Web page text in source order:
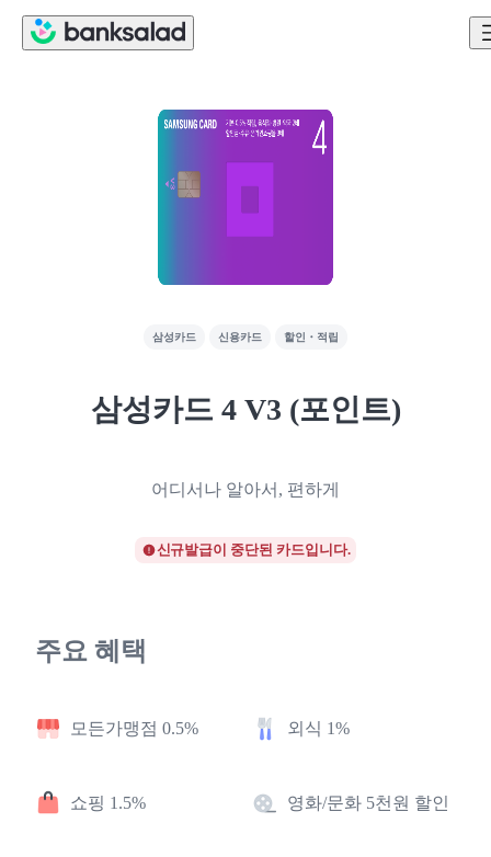
삼성카드 신용카드 할인・적립
삼성카드 4 V3 (포인트)
어디서나 알아서, 편하게
신규발급이 중단된 카드입니다.
주요 혜택
모든가맹점 0.5% 외식 1%
쇼핑 1.5% 영화/문화 5천원 할인